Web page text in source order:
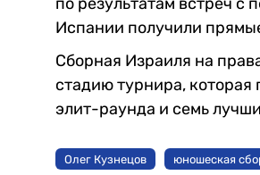
по результатам встреч
Испании получили
Сборная Израиля на
стадию турнира, которая
элит-раунда и семь
Олег Кузнецов юношеская